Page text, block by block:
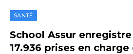
SANTÉ
School Assur
17.936 prises en charge